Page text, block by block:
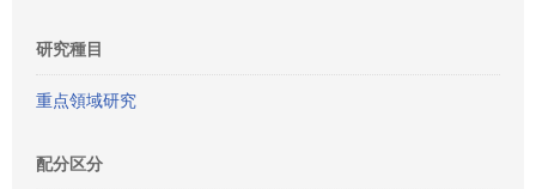
研究種目
重点領域研究
配分区分